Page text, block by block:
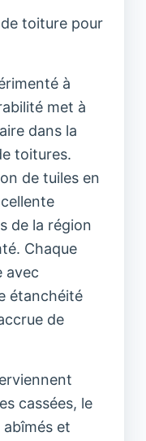
toiture pour
à
met à
dans la
toitures.
de tuiles en
de la région
Chaque
avec
étanchéité
de
cassées, le
et